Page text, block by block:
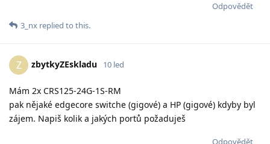
Odpovědět
3_nx replied to this.
Z zbytkyZEskladu 10 led
Mám 2x CRS125-24G-1S-RM
pak nějaké edgecore switche (gigové) a HP (gigové) kdyby byl
zájem. Napiš kolik a jakých portů požaduješ
Odpovědět